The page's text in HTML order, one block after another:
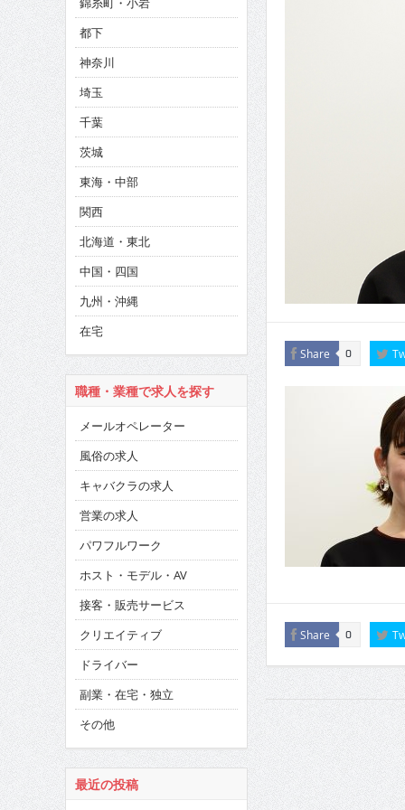
CINEMA×STYLE 286号
CINEMA×STYLE 285号
CINEMA×STYLE 294号
Share 0
Share 0
都下
神奈川
埼玉
千葉
茨城
東海・中部
関西
北海道・東北
中国・四国
九州・沖縄
在宅
職種・業種で求人を探す
メールオペレーター
風俗の求人
キャバクラの求人
営業の求人
パワフルワーク
ホスト・モデル・AV
接客・販売サービス
クリエイティブ
ドライバー
副業・在宅・独立
その他
最近の投稿